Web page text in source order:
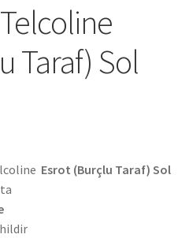
Taraf) Sol
Esrot (Burçlu Taraf) Sol